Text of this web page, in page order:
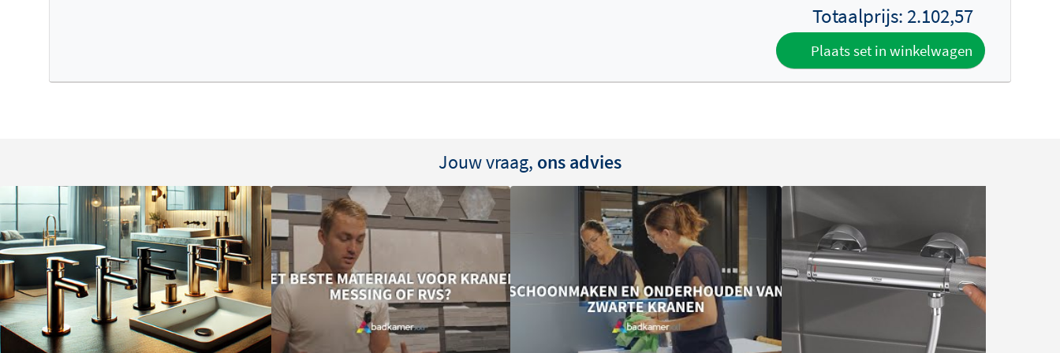
Totaalprijs: 2.102,57
Plaats set in winkelwagen
Jouw vraag, ons advies